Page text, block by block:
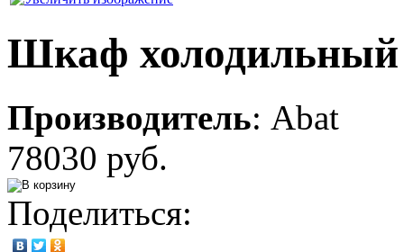
Шкаф
Производитель: Abat
78030 руб.
Поделиться: